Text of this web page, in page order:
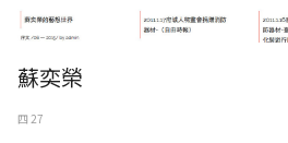
蘇奕榮
四 27